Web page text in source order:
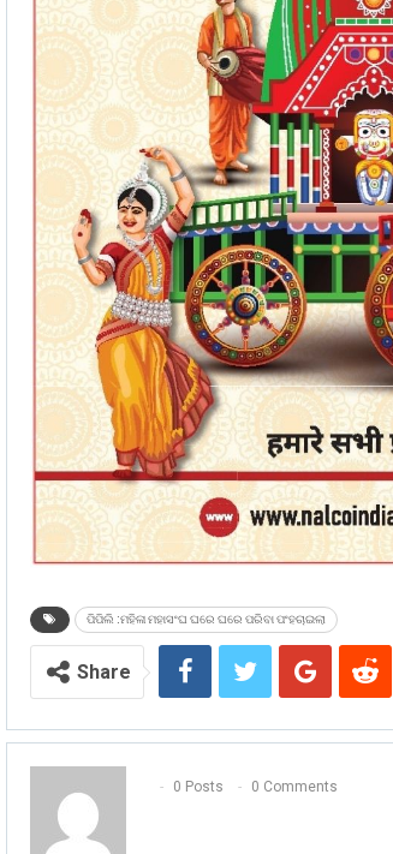
ପିପିଲି :ମହିଳା ମହାସଂଘ ଘରେ ଘରେ ପରିବା ପଂହଚାଇଲା
Share
0 Posts 0 Comments